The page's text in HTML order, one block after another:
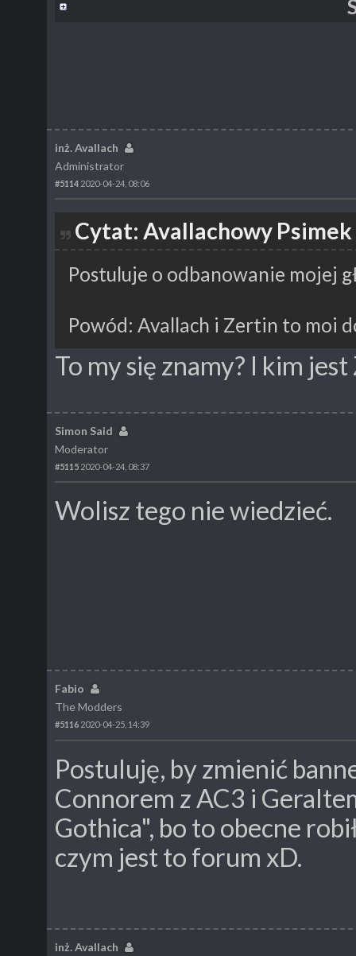
inż. Avallach
Administrator
#5114 2020-04-24, 08:06
Cytat: Avallachowy
Postuluje o odbanowanie mojej
Powód: Avallach i Zertin to moi
To my się znamy? I kim
Simon Said
Moderator
#5115 2020-04-24, 08:37
Wolisz tego nie wiedzieć.
Fabio
The Modders
#5116 2020-04-25, 14:39
Postuluję, by zmienić
Connorem z AC3 i
Gothica", bo to obecne
czym jest to forum xD.
inż. Avallach